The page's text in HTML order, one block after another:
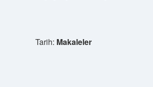
Tarih: Makaleler